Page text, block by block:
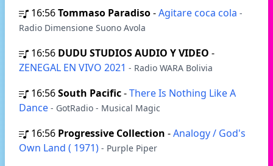
16:56Tommaso Paradiso-Agitare coca cola -
Radio Dimensione Suono Avola
16:56 DUDU STUDIOS AUDIO Y VIDEO -
ZENEGAL EN VIVO 2021 - Radio WARA Bolivia
16:56South Pacific-There Is Nothing Like A
Dance - GotRadio - Musical Magic
16:56 Progressive Collection -Analogy / God's
Own Land ( 1971) - Purple Piper